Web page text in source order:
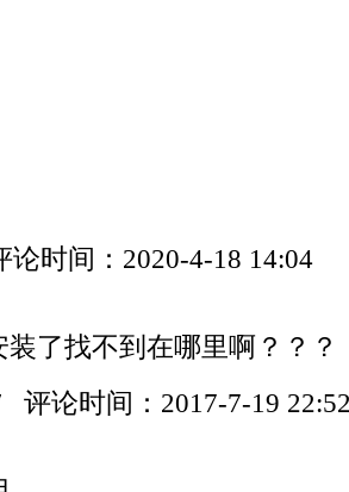
论时间： 2020-4-18 14:04
了找不到在哪里啊？？？
评论时间： 2017-7-19